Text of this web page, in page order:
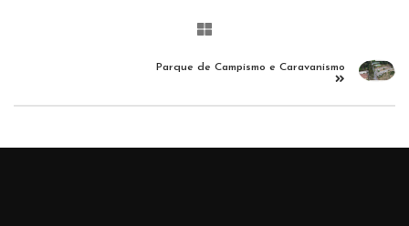
Parque de Campismo e Caravanismo